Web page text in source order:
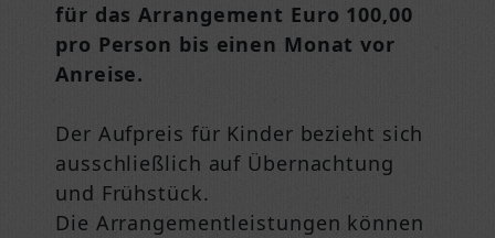
für das Arrangement Euro 100,00
pro Person bis einen Monat vor
Anreise.
Der Aufpreis für Kinder bezieht sich
ausschließlich auf Übernachtung
und Frühstück.
Die Arrangementleistungen können